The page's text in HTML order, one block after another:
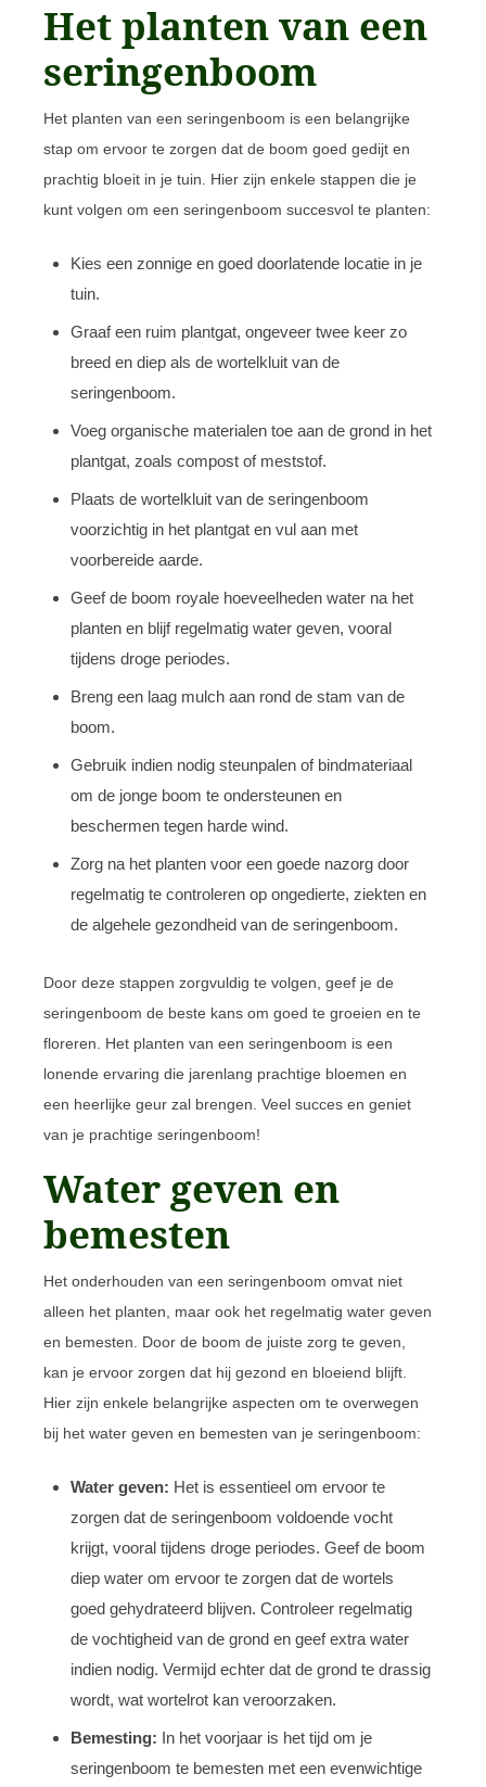
Het planten van een
seringenboom
Het planten van een seringenboom is een belangrijke
stap om ervoor te zorgen dat de boom goed gedijt en
prachtig bloeit in je tuin. Hier zijn enkele stappen die je
kunt volgen om een seringenboom succesvol te planten:
Kies een zonnige en goed doorlatende locatie in je
tuin.
Graaf een ruim plantgat, ongeveer twee keer zo
breed en diep als de wortelkluit van de
seringenboom.
Voeg organische materialen toe aan de grond in het
plantgat, zoals compost of meststof.
Plaats de wortelkluit van de seringenboom
voorzichtig in het plantgat en vul aan met
voorbereide aarde.
Geef de boom royale hoeveelheden water na het
planten en blijf regelmatig water geven, vooral
tijdens droge periodes.
Breng een laag mulch aan rond de stam van de
boom.
Gebruik indien nodig steunpalen of bindmateriaal
om de jonge boom te ondersteunen en
beschermen tegen harde wind.
Zorg na het planten voor een goede nazorg door
regelmatig te controleren op ongedierte, ziekten en
de algehele gezondheid van de seringenboom.
Door deze stappen zorgvuldig te volgen, geef je de
seringenboom de beste kans om goed te groeien en te
floreren. Het planten van een seringenboom is een
lonende ervaring die jarenlang prachtige bloemen en
een heerlijke geur zal brengen. Veel succes en geniet
van je prachtige seringenboom!
Water geven en
bemesten
Het onderhouden van een seringenboom omvat niet
alleen het planten, maar ook het regelmatig water geven
en bemesten. Door de boom de juiste zorg te geven,
kan je ervoor zorgen dat hij gezond en bloeiend blijft.
Hier zijn enkele belangrijke aspecten om te overwegen
bij het water geven en bemesten van je seringenboom:
Water geven: Het is essentieel om ervoor te
zorgen dat de seringenboom voldoende vocht
krijgt, vooral tijdens droge periodes. Geef de boom
diep water om ervoor te zorgen dat de wortels
goed gehydrateerd blijven. Controleer regelmatig
de vochtigheid van de grond en geef extra water
indien nodig. Vermijd echter dat de grond te drassig
wordt, wat wortelrot kan veroorzaken.
Bemesting: In het voorjaar is het tijd om je
seringenboom te bemesten met een evenwichtige